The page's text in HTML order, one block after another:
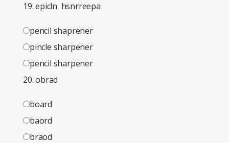
19. epicln hsnrreepa
pencil shaprener
pincle sharpener
pencil sharpener
20. obrad
board
baord
braod